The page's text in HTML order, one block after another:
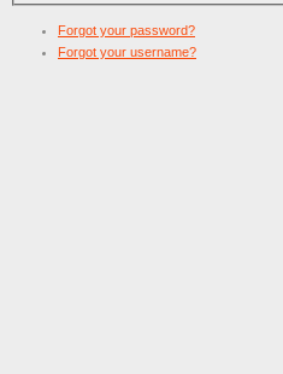
Forgot your password?
Forgot your username?